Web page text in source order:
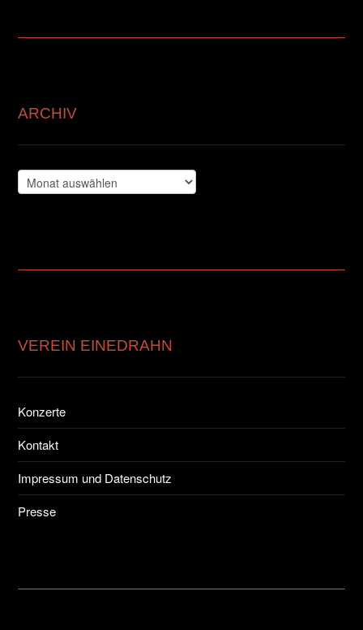
ARCHIV
Archiv
VEREIN EINEDRAHN
Konzerte
Kontakt
Impressum und Datenschutz
Presse